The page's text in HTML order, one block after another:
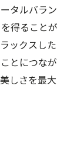
タルバラン
得ることが
ックスした
とにつなが
しさを最大